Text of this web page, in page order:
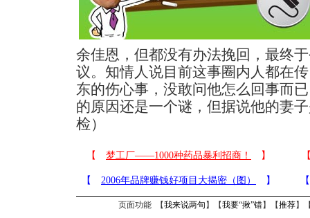
余佳恩，但都没有办法挽回，最终
议。知情人说目前这事圈内人都在
东的伤心事，没敢问他怎么回事而
的原因还是一个谜，但据说他的妻
检）
页面功能 【我来说两句 】【我要“揪”错】【推荐】